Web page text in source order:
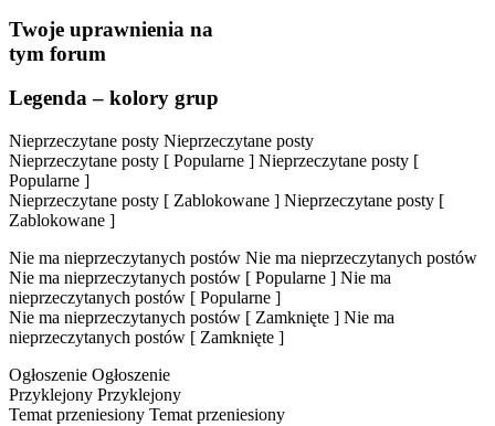
Twoje uprawnienia na
tym forum
Legenda – kolory grup
Nieprzeczytane posty Nieprzeczytane posty
Nieprzeczytane posty [ Popularne ] Nieprzeczytane posty [
Popularne ]
Nieprzeczytane posty [ Zablokowane ] Nieprzeczytane posty [
Zablokowane ]
Nie ma nieprzeczytanych postów Nie ma nieprzeczytanych postów
Nie ma nieprzeczytanych postów [ Popularne ] Nie ma
nieprzeczytanych postów [ Popularne ]
Nie ma nieprzeczytanych postów [ Zamknięte ] Nie ma
nieprzeczytanych postów [ Zamknięte ]
Ogłoszenie Ogłoszenie
Przyklejony Przyklejony
Temat przeniesiony Temat przeniesiony